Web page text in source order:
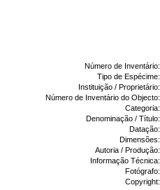
Número de Inventário:
Tipo de Espécime:
Instituição / Proprietário:
Número de Inventário do Objecto:
Categoria:
Denominação / Título:
Datação:
Dimensões:
Autoria / Produção:
Informação Técnica:
Fotógrafo:
Copyright: